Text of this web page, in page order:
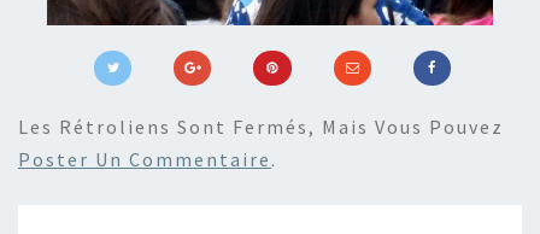
Les Rétroliens Sont Fermés, Mais Vous Pouvez
Poster Un Commentaire .